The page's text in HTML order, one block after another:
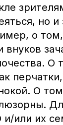
но и
о
внуков
О
О
и/или их